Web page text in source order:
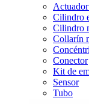
Cilindro
Cilindro
Collarín
Conector
Kit de
Sensor
Tubo